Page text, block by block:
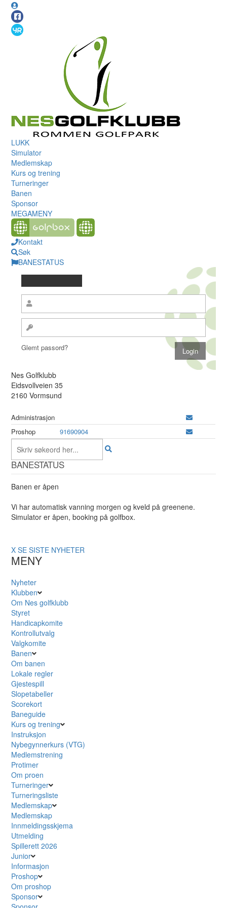
LUKK
Simulator
Medlemskap
Kurs og trening
Turneringer
Banen
Sponsor
MEGAMENY
Kontakt
Søk
BANESTATUS
Glemt passord?
Nes Golfklubb
Eidsvollveien 35
2160 Vormsund
Administrasjon
Proshop
91690904
BANESTATUS
Banen er åpen
Vi har automatisk vanning morgen og kveld på greenene.
Simulator er åpen, booking på golfbox.
X SE SISTE NYHETER
MENY
Nyheter
Klubben
Om Nes golfklubb
Styret
Handicapkomite
Kontrollutvalg
Valgkomite
Banen
Om banen
Lokale regler
Gjestespill
Slopetabeller
Scorekort
Baneguide
Kurs og trening
Instruksjon
Nybegynnerkurs (VTG)
Medlemstrening
Protimer
Om proen
Turneringer
Turneringsliste
Medlemskap
Medlemskap
Innmeldingsskjema
Utmelding
Spillerett 2026
Junior
Informasjon
Proshop
Om proshop
Sponsor